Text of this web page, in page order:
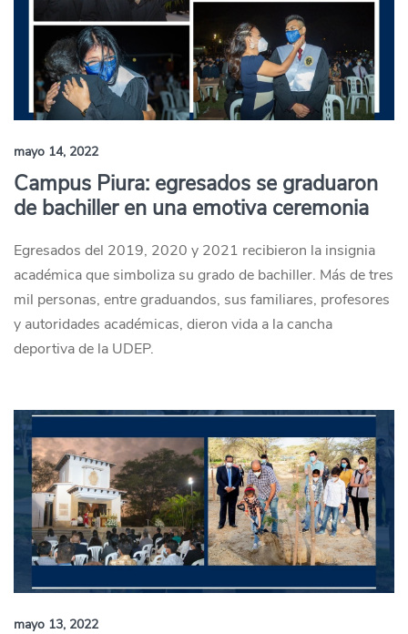
mayo 14, 2022
Campus Piura: egresados se graduaron
de bachiller en una emotiva ceremonia
Egresados del 2019, 2020 y 2021 recibieron la insignia
académica que simboliza su grado de bachiller. Más de tres
mil personas, entre graduandos, sus familiares, profesores
y autoridades académicas, dieron vida a la cancha
deportiva de la UDEP.
mayo 13, 2022